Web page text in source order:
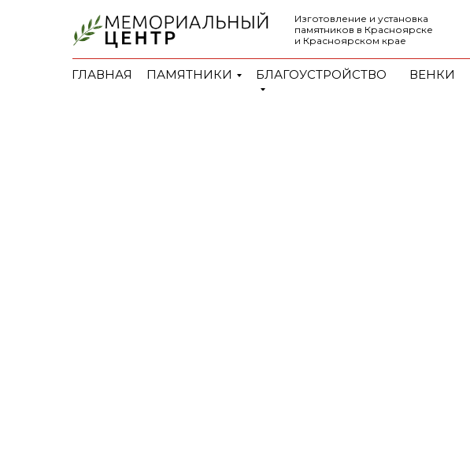
Изготовление и установка
памятников в Красноярске
и Красноярском крае
ПАМЯТНИКИ БЛАГОУСТРОЙСТВО ВЕНКИ
ГЛАВНАЯ